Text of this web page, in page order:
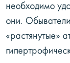
необходимо
они.
«растянутые»